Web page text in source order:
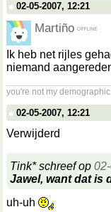
02-05-2007, 12:21
Martiño
Ik heb net rijles
niemand
you're not my demographic
02-05-2007, 12:21
Verwijderd
Tink* schreef op
Jawel, want dat is
uh-uh